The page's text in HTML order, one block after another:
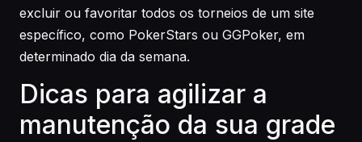
excluir ou favoritar todos os torneios de um site
específico, como PokerStars ou GGPoker, em
determinado dia da semana.
Dicas para agilizar a
manutenção da sua grade